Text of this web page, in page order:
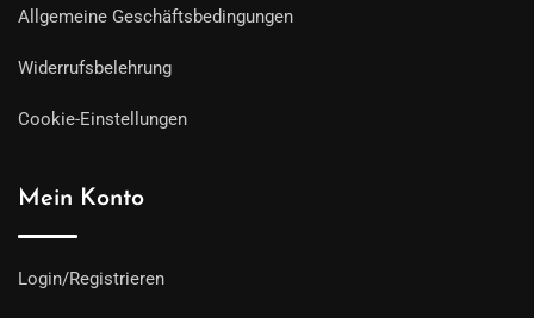
Allgemeine Geschäftsbedingungen
Widerrufsbelehrung
Cookie-Einstellungen
Mein Konto
Login/Registrieren